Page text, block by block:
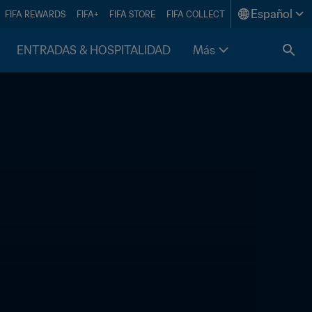
FIFA REWARDS FIFA+ FIFA STORE FIFA COLLECT Español
ENTRADAS & HOSPITALIDAD Más